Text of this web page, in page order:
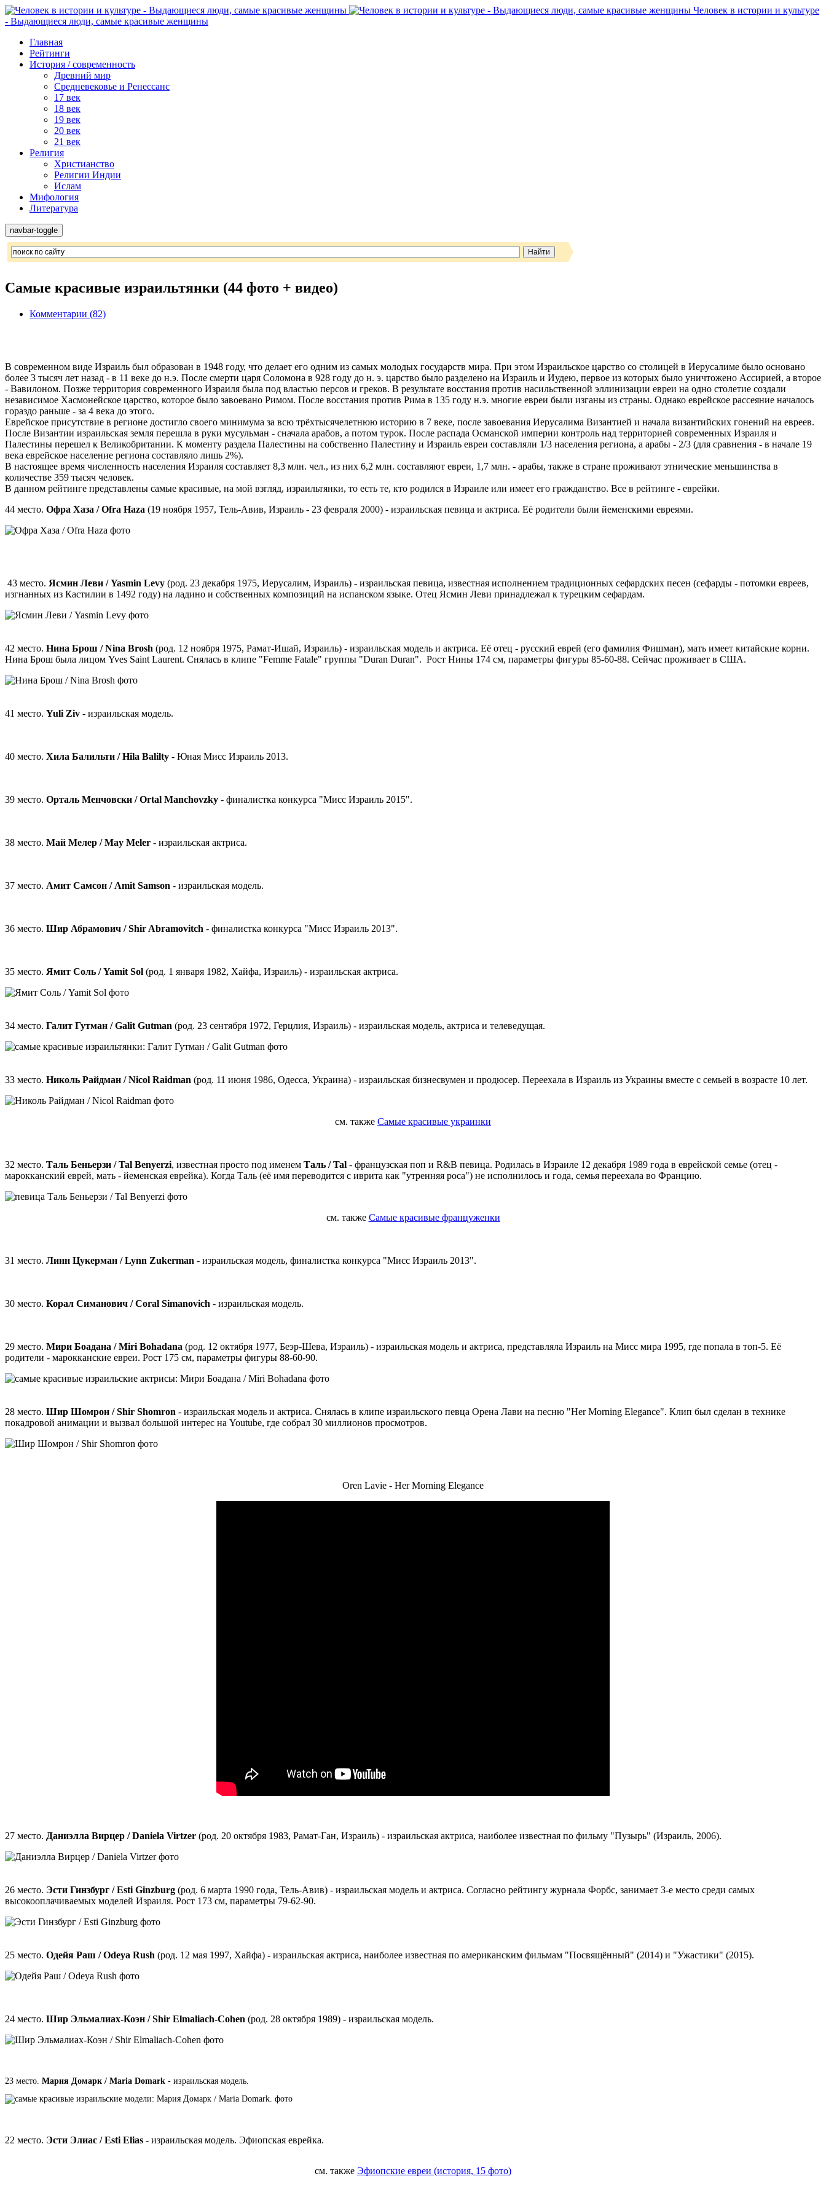
Человек в истории и культуре
- Выдающиеся люди, самые красивые женщины
Главная
Рейтинги
История / современность
Древний мир
Средневековье и Ренессанс
17 век
18 век
19 век
20 век
21 век
Религия
Христианство
Религии Индии
Ислам
Мифология
Литература
navbar-toggle
Самые красивые израильтянки (44 фото + видео)
Комментарии (82)
В современном виде Израиль был образован в 1948 году, что делает его одним из самых молодых государств мира. При этом Израильское царство со столицей в Иерусалиме было основано
более 3 тысяч лет назад - в 11 веке до н.э. После смерти царя Соломона в 928 году до н. э. царство было разделено на Израиль и Иудею, первое из которых было уничтожено Ассирией, а второе
- Вавилоном. Позже территория современного Израиля была под властью персов и греков. В результате восстания против насильственной эллинизации евреи на одно столетие создали
независимое Хасмонейское царство, которое было завоевано Римом. После восстания против Рима в 135 году н.э. многие евреи были изганы из страны. Однако еврейское рассеяние началось
гораздо раньше - за 4 века до этого.
Еврейское присутствие в регионе достигло своего минимума за всю трёхтысячелетнюю историю в 7 веке, после завоевания Иерусалима Византией и начала византийских гонений на евреев.
После Византии израильская земля перешла в руки мусульман - сначала арабов, а потом турок. После распада Османской империи контроль над территорией современных Израиля и
Палестины перешел к Великобритании. К моменту раздела Палестины на собственно Палестину и Израиль евреи составляли 1/3 населения региона, а арабы - 2/3 (для сравнения - в начале 19
века еврейское население региона составляло лишь 2%).
В настоящее время численность населения Израиля составляет 8,3 млн. чел., из них 6,2 млн. составляют евреи, 1,7 млн. - арабы, также в стране проживают этнические меньшинства в
количестве 359 тысяч человек.
В данном рейтинге представлены самые красивые, на мой взгляд, израильтянки, то есть те, кто родился в Израиле или имеет его гражданство. Все в рейтинге - еврейки.
44 место. Офра Хаза / Ofra Haza (19 ноября 1957, Тель-Авив, Израиль - 23 февраля 2000) - израильская певица и актриса. Её родители были йеменскими евреями.
43 место. Ясмин Леви / Yasmin Levy (род. 23 декабря 1975, Иерусалим, Израиль) - израильская певица, известная исполнением традиционных сефардских песен (сефарды - потомки евреев,
изгнанных из Кастилии в 1492 году) на ладино и собственных композиций на испанском языке. Отец Ясмин Леви принадлежал к турецким сефардам.
42 место. Нина Брош / Nina Brosh (род. 12 ноября 1975, Рамат-Ишай, Израиль) - израильская модель и актриса. Её отец - русский еврей (его фамилия Фишман), мать имеет китайские корни.
Нина Брош была лицом Yves Saint Laurent. Снялась в клипе "Femme Fatale" группы "Duran Duran". Рост Нины 174 см, параметры фигуры 85-60-88. Сейчас проживает в США.
41 место. Yuli Ziv - израильская модель.
40 место. Хила Балильти / Hila Balilty - Юная Мисс Израиль 2013.
39 место. Орталь Менчовски / Ortal Manchovzky - финалистка конкурса "Мисс Израиль 2015".
38 место. Май Мелер / May Meler - израильская актриса.
37 место. Амит Самсон / Amit Samson - израильская модель.
36 место. Шир Абрамович / Shir Abramovitch - финалистка конкурса "Мисс Израиль 2013".
35 место. Ямит Соль / Yamit Sol (род. 1 января 1982, Хайфа, Израиль) - израильская актриса.
34 место. Галит Гутман / Galit Gutman (род. 23 сентября 1972, Герцлия, Израиль) - израильская модель, актриса и телеведущая.
33 место. Николь Райдман / Nicol Raidman (род. 11 июня 1986, Одесса, Украина) - израильская бизнесвумен и продюсер. Переехала в Израиль из Украины вместе с семьей в возрасте 10 лет.
см. также Самые красивые украинки
32 место. Таль Беньерзи / Tal Benyerzi, известная просто под именем Таль / Tal - французская поп и R&B певица. Родилась в Израиле 12 декабря 1989 года в еврейской семье (отец -
марокканский еврей, мать - йеменская еврейка). Когда Таль (её имя переводится с иврита как "утренняя роса") не исполнилось и года, семья переехала во Францию.
см. также Самые красивые француженки
31 место. Линн Цукерман / Lynn Zukerman - израильская модель, финалистка конкурса "Мисс Израиль 2013".
30 место. Корал Симанович / Coral Simanovich - израильская модель.
29 место. Мири Боадана / Miri Bohadana (род. 12 октября 1977, Беэр-Шева, Израиль) - израильская модель и актриса, представляла Израиль на Мисс мира 1995, где попала в топ-5. Её
родители - марокканские евреи. Рост 175 см, параметры фигуры 88-60-90.
28 место. Шир Шомрон / Shir Shomron - израильская модель и актриса. Снялась в клипе израильского певца Орена Лави на песню "Her Morning Elegance". Клип был сделан в технике
покадровой анимации и вызвал большой интерес на Youtube, где собрал 30 миллионов просмотров.
Oren Lavie - Her Morning Elegance
27 место. Даниэлла Вирцер / Daniela Virtzer (род. 20 октября 1983, Рамат-Ган, Израиль) - израильская актриса, наиболее известная по фильму "Пузырь" (Израиль, 2006).
26 место. Эсти Гинзбург / Esti Ginzburg (род. 6 марта 1990 года, Тель-Авив) - израильская модель и актриса. Согласно рейтингу журнала Форбс, занимает 3-е место среди самых
высокооплачиваемых моделей Израиля. Рост 173 см, параметры 79-62-90.
25 место. Одейя Раш / Odeya Rush (род. 12 мая 1997, Хайфа) - израильская актриса, наиболее известная по американским фильмам "Посвящённый" (2014) и "Ужастики" (2015).
24 место. Шир Эльмалиах-Коэн / Shir Elmaliach-Cohen (род. 28 октября 1989) - израильская модель.
23 место. Мария Домарк / Maria Domark - израильская модель.
22 место. Эсти Элиас / Esti Elias - израильская модель. Эфиопская еврейка.
см. также Эфиопские евреи (история, 15 фото)